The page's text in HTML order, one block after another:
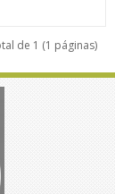
de 1 (1 páginas)